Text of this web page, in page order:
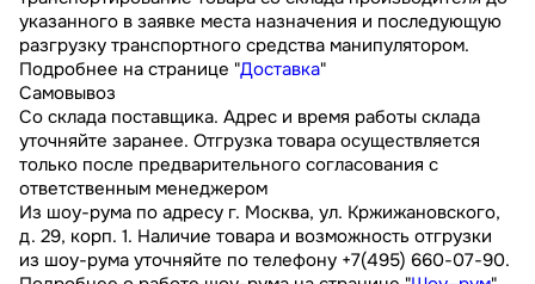
указанного в заявке места назначения и последующую
разгрузку транспортного средства манипулятором.
Подробнее на странице "Доставка"
Самовывоз
Со склада поставщика. Адрес и время работы склада
уточняйте заранее. Отгрузка товара осуществляется
только после предварительного согласования с
ответственным менеджером
Из шоу-рума по адресу г. Москва, ул. Кржижановского,
д. 29, корп. 1. Наличие товара и возможность отгрузки
из шоу-рума уточняйте по телефону +7(495) 660-07-90.